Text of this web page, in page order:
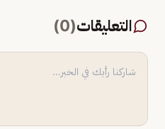
التعليقات(
0
)